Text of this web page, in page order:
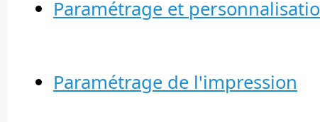
Paramétrage et
Paramétrage de l'impression